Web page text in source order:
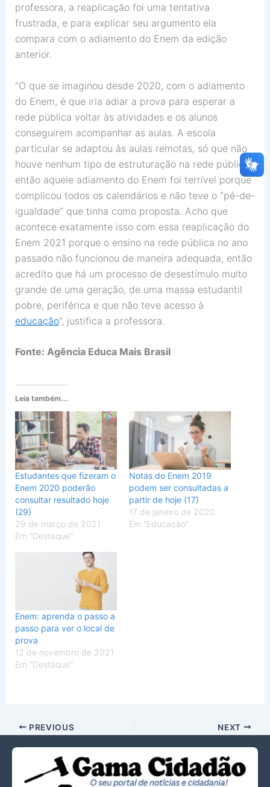
professora, a reaplicação foi uma tentativa
frustrada, e para explicar seu argumento ela
compara com o adiamento do Enem da edição
anterior.
“O que se imaginou desde 2020, com o adiamento
do Enem, é que iria adiar a prova para esperar a
rede pública voltar às atividades e os alunos
conseguirem acompanhar as aulas. A escola
particular se adaptou às aulas remotas, só que não
houve nenhum tipo de estruturação na rede pública,
então aquele adiamento do Enem foi terrível porque
complicou todos os calendários e não teve o “pé-de-
igualdade” que tinha como proposta. Acho que
acontece exatamente isso com essa reaplicação do
Enem 2021 porque o ensino na rede pública no ano
passado não funcionou de maneira adequada, então
acredito que há um processo de desestímulo muito
grande de uma geração, de uma massa estudantil
pobre, periférica e que não teve acesso à
educação”, justifica a professora.
Fonte: Agência Educa Mais Brasil
Leia também...
Estudantes que fizeram o
Enem 2020 poderão
consultar resultado hoje
(29)
29 de março de 2021
Em "Destaque"
Notas do Enem 2019
podem ser consultadas a
partir de hoje (17)
17 de janeiro de 2020
Em "Educação"
Enem: aprenda o passo a
passo para ver o local de
prova
12 de novembro de 2021
Em "Destaque"
PREVIOUS NEXT